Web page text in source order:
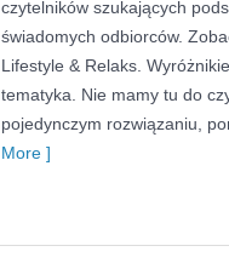
czytelników szukających
świadomych odbiorców.
Lifestyle & Relaks.
tematyka. Nie mamy tu do
pojedynczym rozwiązaniu,
More ]